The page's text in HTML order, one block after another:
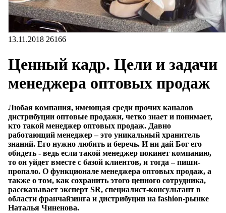
13.11.2018 26166
Ценный кадр. Цели и задачи
менеджера оптовых продаж
Любая компания, имеющая среди прочих каналов
дистрибуции оптовые продажи, четко знает и понимает,
кто такой менеджер оптовых продаж. Давно
работающий менеджер – это уникальный хранитель
знаний. Его нужно любить и беречь. И ни дай Бог его
обидеть - ведь если такой менеджер покинет компанию,
то он уйдет вместе с базой клиентов, и тогда – пиши-
пропало. О функционале менеджера оптовых продаж, а
также о том, как сохранить этого ценного сотрудника,
рассказывает эксперт SR, специалист-консультант в
области франчайзинга и дистрибуции на fashion-рынке
Наталья Чиненова.